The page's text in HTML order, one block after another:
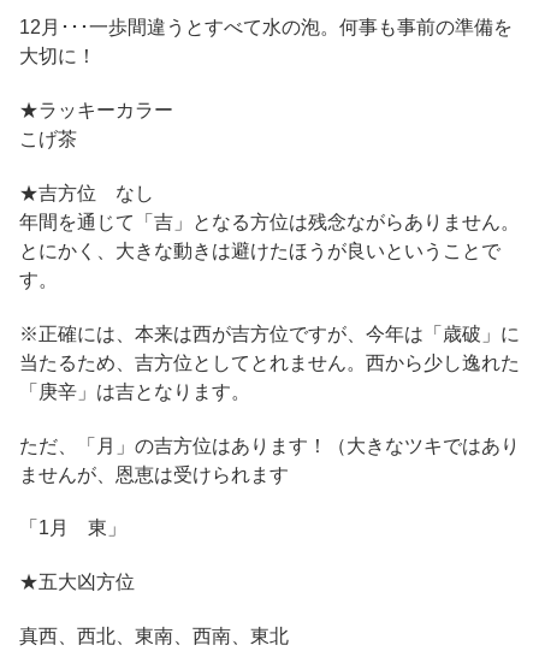
12月･･･一歩間違うとすべて水の泡。何事も事前の準備を
大切に！
★ラッキーカラー
こげ茶
★吉方位 なし
年間を通じて「吉」となる方位は残念ながらありません。
とにかく、大きな動きは避けたほうが良いということで
す。
※正確には、本来は西が吉方位ですが、今年は「歳破」に
当たるため、吉方位としてとれません。西から少し逸れた
「庚辛」は吉となります。
ただ、「月」の吉方位はあります！（大きなツキではあり
ませんが、恩恵は受けられます
「1月 東」
★五大凶方位
真西、西北、東南、西南、東北